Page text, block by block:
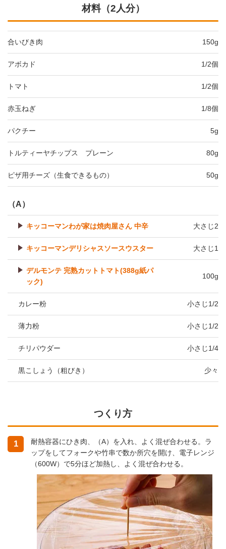
材料（2人分）
合いびき肉 150g
アボカド 1/2個
トマト 1/2個
赤玉ねぎ 1/8個
パクチー 5g
トルティーヤチップス プレーン 80g
ピザ用チーズ（生食できるもの） 50g
（A）
キッコーマンわが家は焼肉屋さん 中辛 大さじ2
キッコーマンデリシャスソースウスター 大さじ1
デルモンテ 完熟カットトマト(388g紙パ
ック)
100g
カレー粉 小さじ1/2
薄力粉 小さじ1/2
チリパウダー 小さじ1/4
黒こしょう（粗びき） 少々
つくり方
1
耐熱容器にひき肉、（A）を入れ、よく混ぜ合わせる。ラ
ップをしてフォークや竹串で数か所穴を開け、電子レンジ
（600W）で5分ほど加熱し、よく混ぜ合わせる。